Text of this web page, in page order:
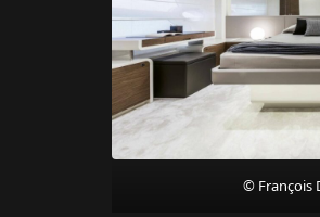
© François